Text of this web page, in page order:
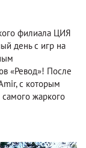
филиала ЦИЯ
день с игр на
«Ревод»! После
с которым
жаркого